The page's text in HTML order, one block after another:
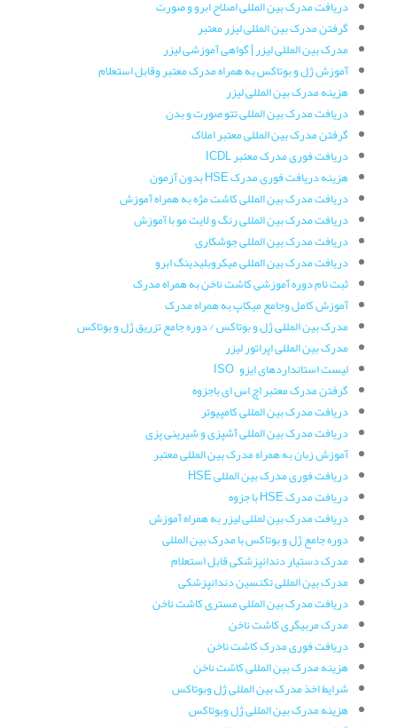
دریافت مدرک بین المللی اصلاح ابرو و صورت
گرفتن مدرک بین المللی لیزر معتبر
مدرک بین المللی لیزر | گواهی آموزشی لیزر
آموزش ژل و بوتاکس به همراه مدرک معتبر وقابل استعلام
هزینه مدرک بین المللی لیزر
دریافت مدرک بین المللی تتو صورت و بدن
گرفتن مدرک بین المللی معتبر املاک
دریافت فوری مدرک معتبر ICDL
هزینه دریافت فوری مدرک HSE بدون آزمون
دریافت مدرک بین المللی کاشت مژه به همراه آموزش
دریافت مدرک بین المللی رنگ و لایت مو با آموزش
دریافت مدرک بین المللی جوشکاری
دریافت مدرک بین المللی میکروبلیدینگ ابرو
ثبت نام دوره آموزشی کاشت ناخن به همراه مدرک
آموزش کامل وجامع میکاپ به همراه مدرک
مدرک بین المللی ژل و بوتاکس / دوره جامع تزریق ژل و بوتاکس
مدرک بین المللی اپراتور لیزر
لیست استانداردهای ایزو – ISO
گرفتن مدرک معتبر اچ اس ای باجزوه
دریافت مدرک بین المللی کامپیوتر
دریافت مدرک بین المللی آشپزی و شیرینی پزی
آموزش زبان به همراه مدرک بین المللی معتبر
دریافت فوری مدرک بین المللی HSE
دریافت مدرک HSE با جزوه
دریافت مدرک بین لمللی لیزر به همراه آموزش
دوره جامع ژل و بوتاکس با مدرک بین المللی
مدرک دستیار دندانپزشکی قابل استعلام
مدرک بین المللی تکنسین دندانپزشکی
دریافت مدرک بین المللی مستری کاشت ناخن
مدرک مربیگری کاشت ناخن
دریافت فوری مدرک کاشت ناخن
هزینه مدرک بین المللی کاشت ناخن
شرایط اخذ مدرک بین المللی ژل وبوتاکس
هزینه مدرک بین المللی ژل وبوتاکس